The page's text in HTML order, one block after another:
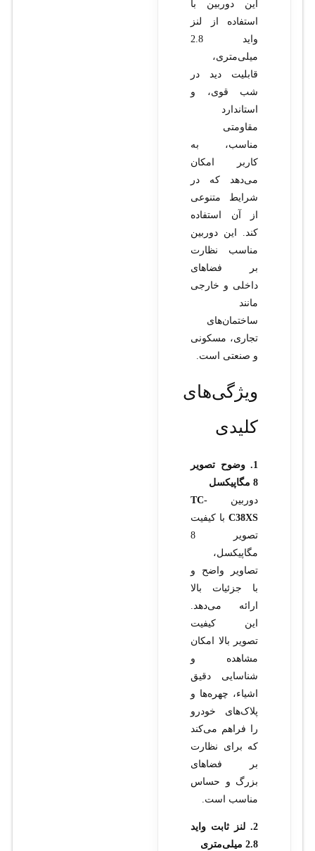
این دوربین با
استفاده از لنز
واید 2.8
میلی‌متری،
قابلیت دید در
شب قوی، و
استاندارد
مقاومتی
مناسب، به
کاربر امکان
می‌دهد که در
شرایط متنوعی
از آن استفاده
کند. این دوربین
مناسب نظارت
بر فضاهای
داخلی و خارجی
مانند
ساختمان‌های
تجاری، مسکونی
و صنعتی است.
ویژگی‌های
کلیدی
1. وضوح تصویر
8 مگاپیکسل
دوربین TC-
C38XSبا کیفیت
تصویر 8
مگاپیکسل،
تصاویر واضح و
با جزئیات بالا
ارائه می‌دهد.
این کیفیت
تصویر بالا امکان
مشاهده و
شناسایی دقیق
اشیاء، چهره‌ها و
پلاک‌های خودرو
را فراهم می‌کند
که برای نظارت
بر فضاهای
بزرگ و حساس
مناسب است.
2. لنز ثابت واید
2.8 میلی‌متری